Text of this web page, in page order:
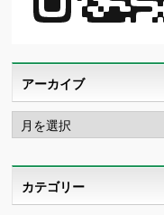
アーカイブ
ア
ー
カ
カテゴリー